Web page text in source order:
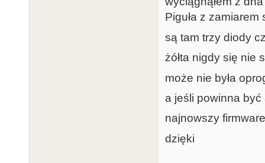
Piguła z
są tam trzy diody
żółta nigdy się nie
może nie była
a jeśli powinna
najnowszy firmware
dzięki